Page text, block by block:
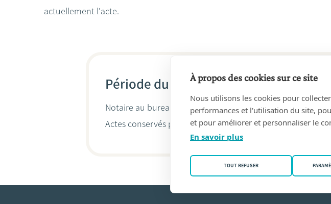
actuellement l'acte.
Période du 04/01/2019 au aujourd'hui
Notaire au bureau Diels, Van Eylen & Grauls(3370
Actes conservés par
Filip Diels
À propos des cookies sur ce site
Nous utilisons les cookies pour
performances et l'utilisation du site,
et pour améliorer et personnaliser le
En savoir plus
TOUT REFUSER